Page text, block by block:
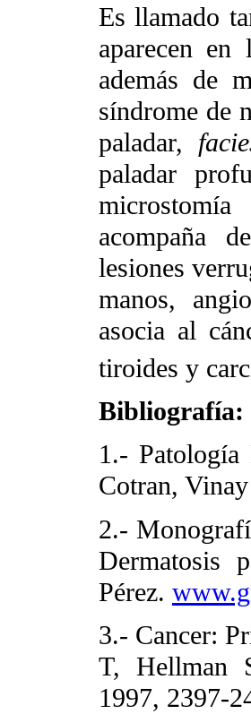
Es llamado
aparecen en
además de
síndrome de
paladar,
paladar
acompaña
lesiones
manos,
asocia al
tiroides y
Bibliografía:
1.-
Cotran,
2.-
Dermatosis
Pérez.
3.- Cancer:
T, Hellman
1997, 2397-